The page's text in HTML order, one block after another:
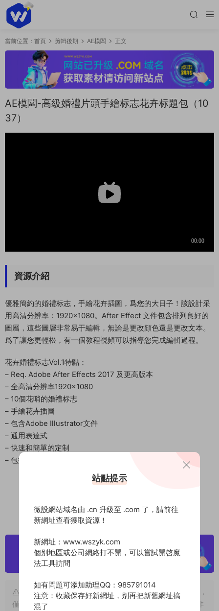
當前位置： 首頁 剪輯後期 AE模闆 正文
AE模闆-高級婚禮片頭手繪标志花卉标題包（10
37）
資源介紹
優雅簡約的婚禮标志，手繪花卉插圖，爲您的大日子！該設計采
用高清分辨率：1920×1080。After Effect 文件包含排列良好的
圖層，這些圖層非常易于編輯，無論是更改顔色還是更改文本。
爲了讓您更輕松，有一個教程視頻可以指導您完成編輯過程。
花卉婚禮标志Vol.1特點：
– Req. Adobe After Effects 2017 及更高版本
– 全高清分辨率1920×1080
– 10個花哨的婚禮标志
– 手繪花卉插圖
– 包含Adobe Illustrator文件
– 通用表達式
– 快速和簡單的定制
– 包括視頻教程
版權聲明
：本站大部分素材及軟件源于網絡收集和網友分享，
僅限用于個人學習和研究目的；不得将上述内容用于商業或者非
站點提示
微設網站域名由 .cn 升級至 .com 了，請前往
新網址查看獲取資源！
新網址：www.wszyk.com
個别地區或公司網絡打不開，可以嘗試開啓魔
法工具訪問
如有問題可添加助理QQ：985791014
注意：收藏保存好新網址，别再把新舊網址搞
混了